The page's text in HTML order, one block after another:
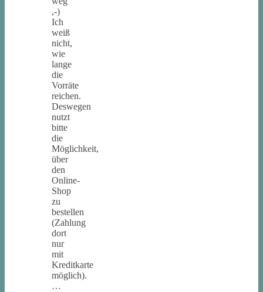
,-)
Ich
weiß
nicht,
wie
lange
die
Vorräte
reichen.
Deswegen
nutzt
bitte
die
Möglichkeit,
über
den
Online-
Shop
zu
bestellen
(Zahlung
dort
nur
mit
Kreditkarte
möglich).
…